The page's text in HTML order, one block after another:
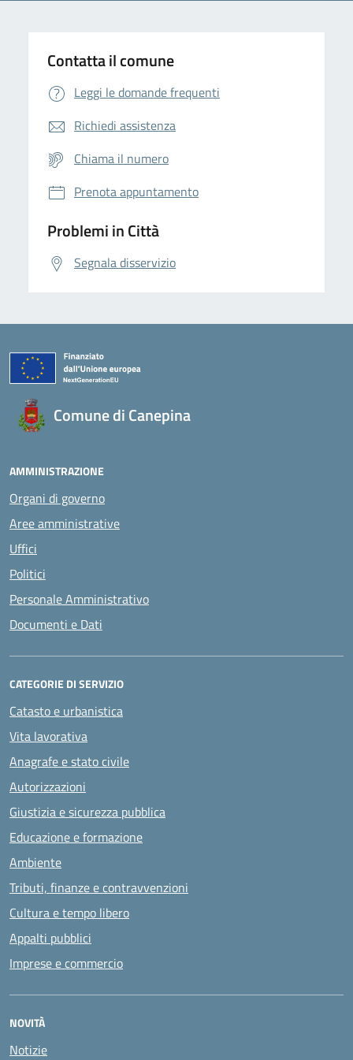
Contatta il comune
Leggi le domande frequenti
Richiedi assistenza
Chiama il numero
Prenota appuntamento
Problemi in Città
Segnala disservizio
Comune di Canepina
AMMINISTRAZIONE
Organi di governo
Aree amministrative
Uffici
Politici
Personale Amministrativo
Documenti e Dati
CATEGORIE DI SERVIZIO
Catasto e urbanistica
Vita lavorativa
Anagrafe e stato civile
Autorizzazioni
Giustizia e sicurezza pubblica
Educazione e formazione
Ambiente
Tributi, finanze e contravvenzioni
Cultura e tempo libero
Appalti pubblici
Imprese e commercio
NOVITÀ
Notizie